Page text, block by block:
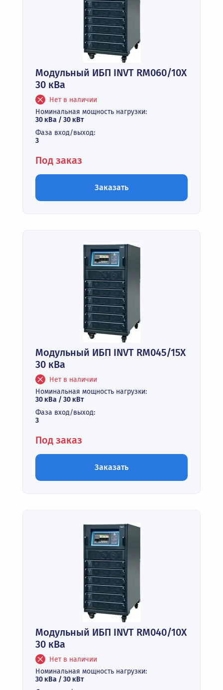
Модульный ИБП INVT RM060/10X
30 кВа
Нет в наличии
Номинальная мощность нагрузки:
30 кВа / 30 кВт
Фаза вход/выход:
3
Под заказ
Заказать
Модульный ИБП INVT RM045/15X
30 кВа
Нет в наличии
Номинальная мощность нагрузки:
30 кВа / 30 кВт
Фаза вход/выход:
3
Под заказ
Заказать
Модульный ИБП INVT RM040/10X
30 кВа
Нет в наличии
Номинальная мощность нагрузки:
30 кВа / 30 кВт